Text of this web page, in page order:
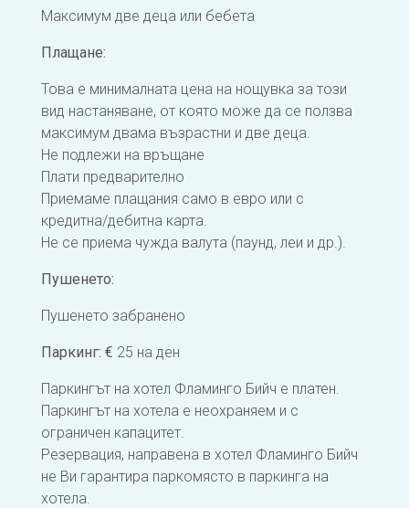
Максимум две деца или бебета
Плащане:
Това е минималната цена на нощувка за този
вид настаняване, от която може да се ползва
максимум двама възрастни и две деца.
Не подлежи на връщане
Плати предварително
Приемаме плащания само в евро или с
кредитна/дебитна карта.
Не се приема чужда валута (паунд, леи и др.).
Пушенето: ​
Пушенето забранено
Паркинг: € 25 на ден
Паркингът на хотел Фламинго Бийч е платен.
Паркингът на хотела е неохраняем и с
ограничен капацитет.
Резервация, направена в хотел Фламинго Бийч
не Ви гарантира паркомясто в паркинга на
хотела.